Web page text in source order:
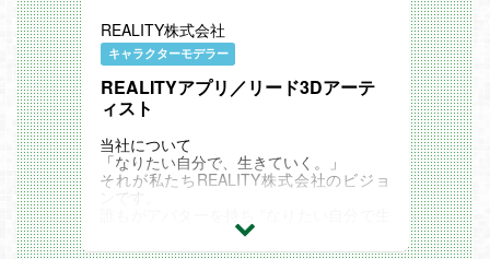
連携を図ることにより成長戦略の一旦を担
う重要なポジションです。
REALITY株式会社
キャラクターモデラー
REALITYアプリ／リード3Dアーテ
ィスト
当社について
「なりたい自分で、生きていく。」
それが私たちREALITY株式会社のビジョ
ンです。
きていく" ことのできるメタバースの世界
の実現を目指して、スマホ向けメタバース